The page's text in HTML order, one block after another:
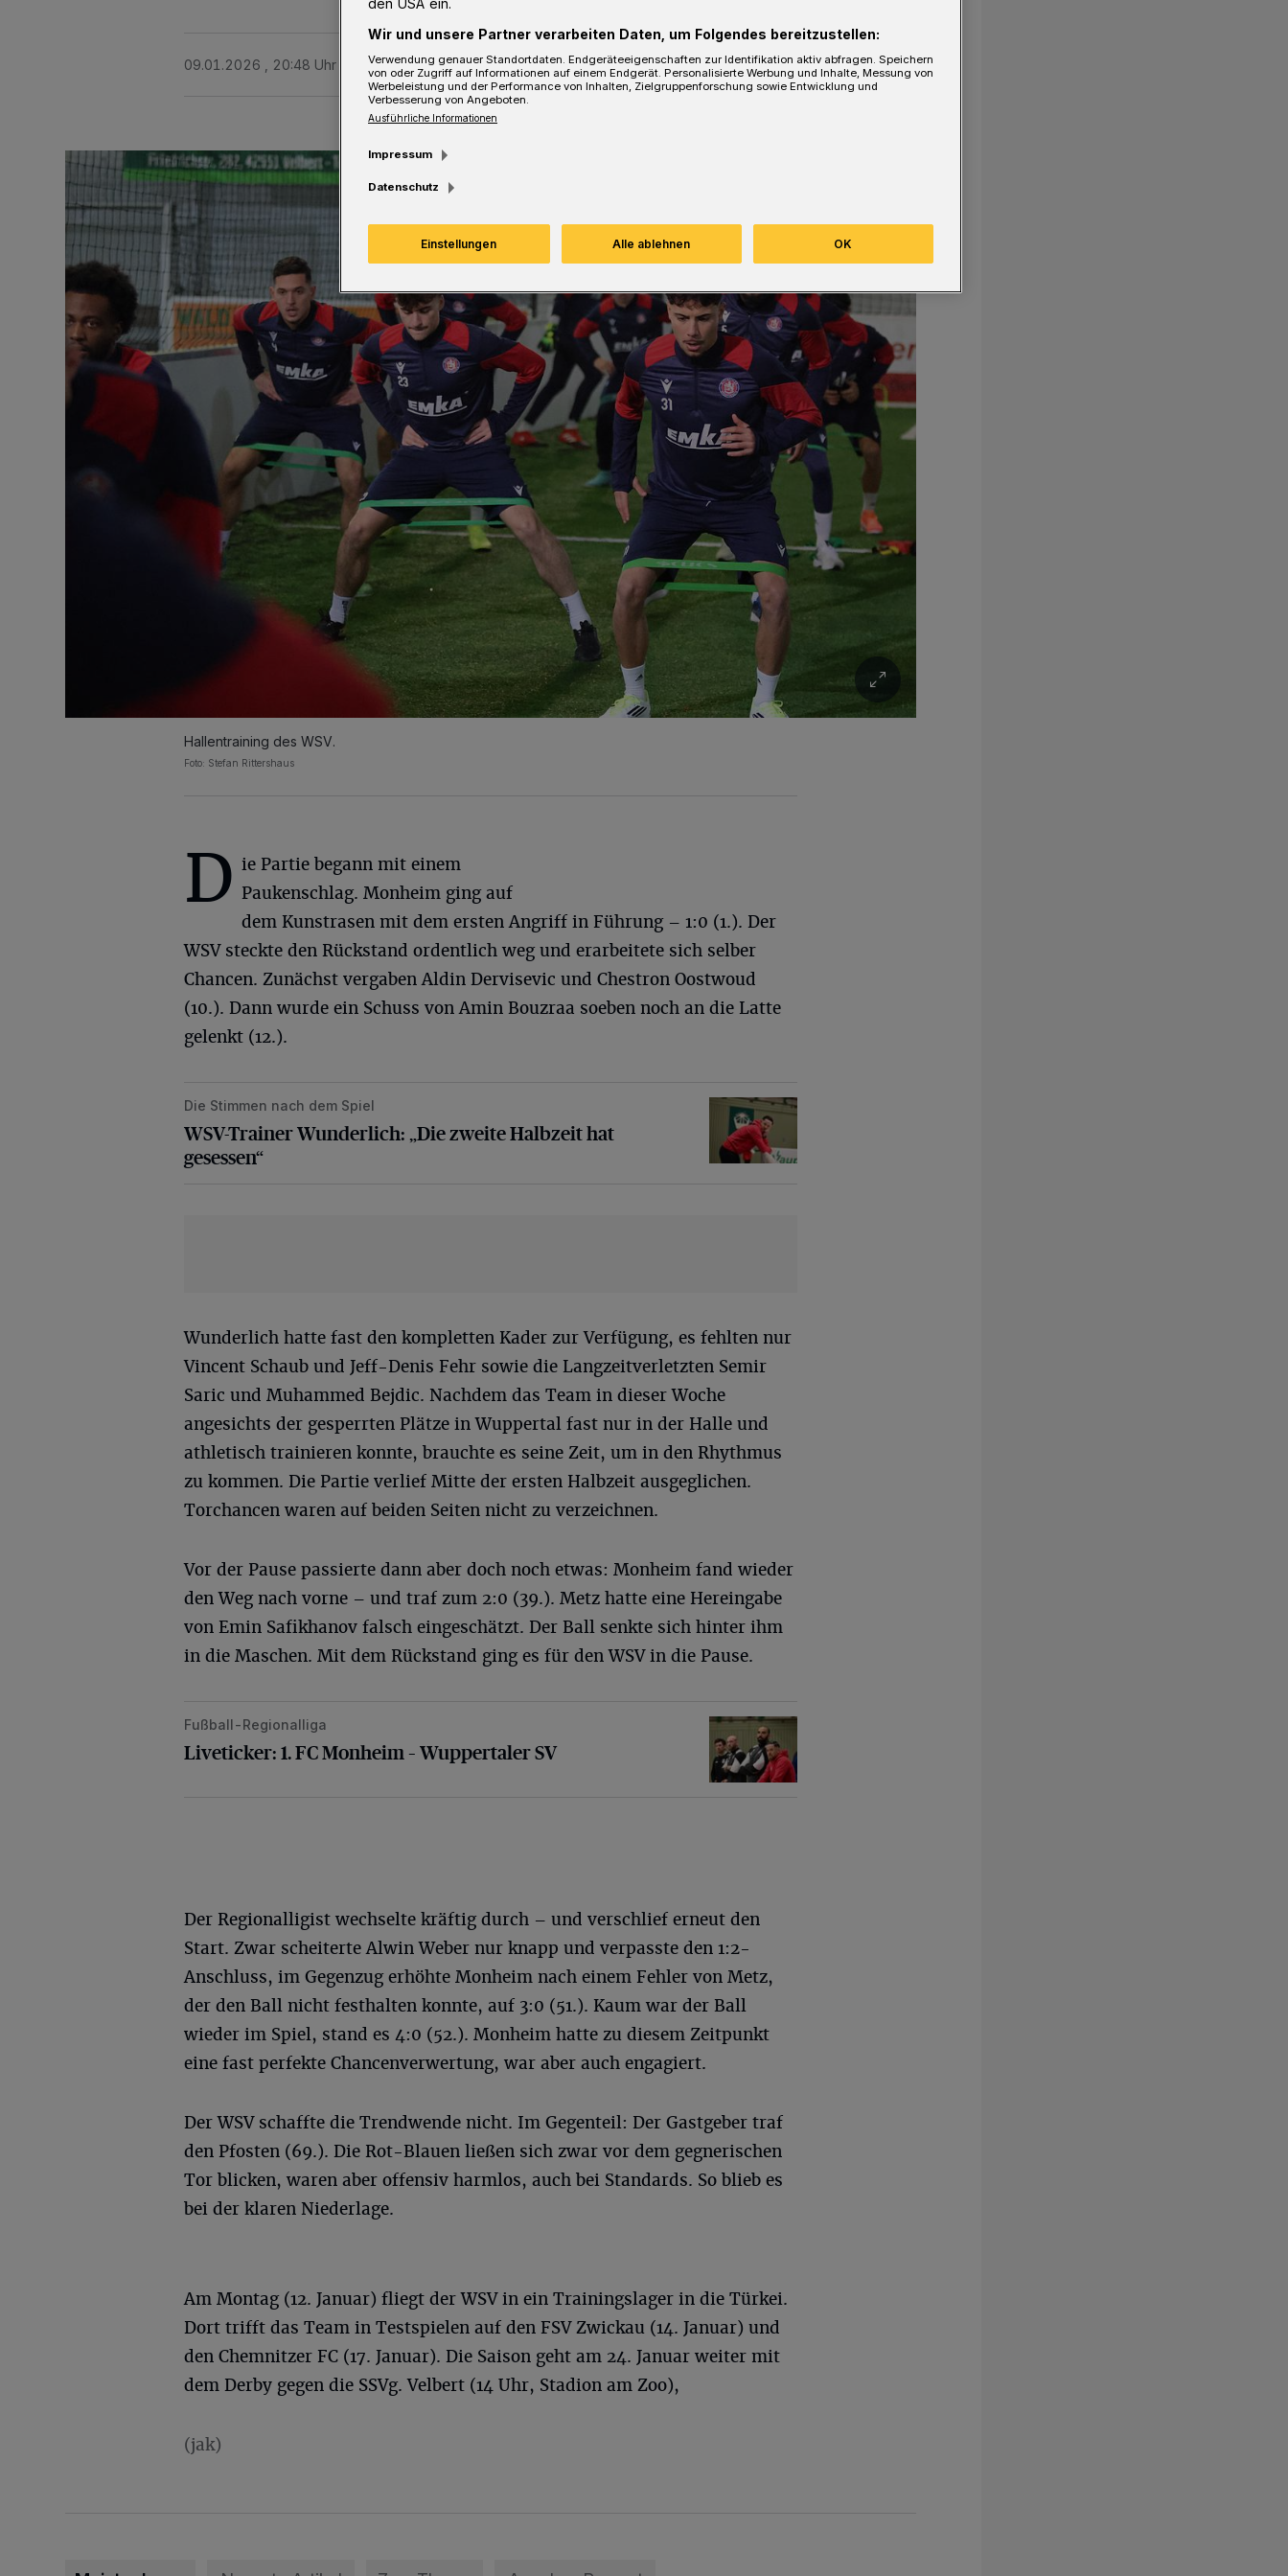
09.01.2026 , 20:48 Uhr 2 Minuten Lesezeit
Hallentraining des WSV.
Foto: Stefan Rittershaus
D ie Partie begann mit einem
Paukenschlag. Monheim ging auf
dem Kunstrasen mit dem ersten Angriff in Führung – 1:0 (1.). Der
WSV steckte den Rückstand ordentlich weg und erarbeitete sich selber
Chancen. Zunächst vergaben Aldin Dervisevic und Chestron Oostwoud
(10.). Dann wurde ein Schuss von Amin Bouzraa soeben noch an die Latte
gelenkt (12.).
WSV-Trainer Wunderlich: „Die zweite Halbzeit hat gesessen“
Die Stimmen nach dem Spiel
WSV-Trainer Wunderlich: „Die zweite Halbzeit hat
gesessen“
Wunderlich hatte fast den kompletten Kader zur Verfügung, es fehlten nur
Vincent Schaub und Jeff-Denis Fehr sowie die Langzeitverletzten Semir
Saric und Muhammed Bejdic. Nachdem das Team in dieser Woche
angesichts der gesperrten Plätze in Wuppertal fast nur in der Halle und
athletisch trainieren konnte, brauchte es seine Zeit, um in den Rhythmus
zu kommen. Die Partie verlief Mitte der ersten Halbzeit ausgeglichen.
Torchancen waren auf beiden Seiten nicht zu verzeichnen.
Vor der Pause passierte dann aber doch noch etwas: Monheim fand wieder
den Weg nach vorne – und traf zum 2:0 (39.). Metz hatte eine Hereingabe
von Emin Safikhanov falsch eingeschätzt. Der Ball senkte sich hinter ihm
in die Maschen. Mit dem Rückstand ging es für den WSV in die Pause.
Liveticker: 1. FC Monheim – Wuppertaler SV
Fußball-Regionalliga
Liveticker: 1. FC Monheim – Wuppertaler SV
Der Regionalligist wechselte kräftig durch – und verschlief erneut den
Start. Zwar scheiterte Alwin Weber nur knapp und verpasste den 1:2-
Anschluss, im Gegenzug erhöhte Monheim nach einem Fehler von Metz,
der den Ball nicht festhalten konnte, auf 3:0 (51.). Kaum war der Ball
wieder im Spiel, stand es 4:0 (52.). Monheim hatte zu diesem Zeitpunkt
eine fast perfekte Chancenverwertung, war aber auch engagiert.
Der WSV schaffte die Trendwende nicht. Im Gegenteil: Der Gastgeber traf
den Pfosten (69.). Die Rot-Blauen ließen sich zwar vor dem gegnerischen
Tor blicken, waren aber offensiv harmlos, auch bei Standards. So blieb es
bei der klaren Niederlage.
Am Montag (12. Januar) fliegt der WSV in ein Trainingslager in die Türkei.
Dort trifft das Team in Testspielen auf den FSV Zwickau (14. Januar) und
den Chemnitzer FC (17. Januar). Die Saison geht am 24. Januar weiter mit
dem Derby gegen die SSVg. Velbert (14 Uhr, Stadion am Zoo),
(jak)
den USA ein.
Wir und unsere Partner verarbeiten Daten, um Folgendes bereitzustellen:
Verwendung genauer Standortdaten. Endgeräteeigenschaften zur Identifikation aktiv abfragen. Speichern
von oder Zugriff auf Informationen auf einem Endgerät. Personalisierte Werbung und Inhalte, Messung von
Werbeleistung und der Performance von Inhalten, Zielgruppenforschung sowie Entwicklung und
Verbesserung von Angeboten.
Ausführliche Informationen
Impressum
Datenschutz
Einstellungen Alle ablehnen OK